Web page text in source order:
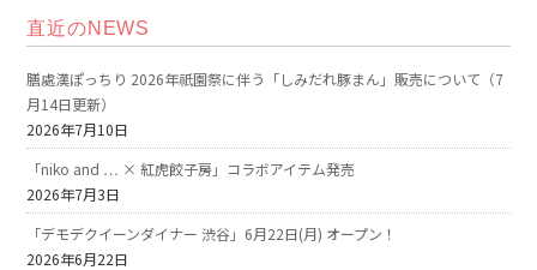
直近のNEWS
膳處漢ぽっちり 2026年祇園祭に伴う「しみだれ豚まん」販売について（7
月14日更新）
2026年7月10日
「niko and … × 紅虎餃子房」コラボアイテム発売
2026年7月3日
「デモデクイーンダイナー 渋谷」6月22日(月) オープン！
2026年6月22日